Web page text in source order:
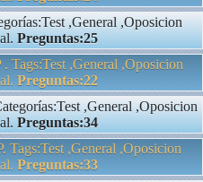
,General ,Oposicion
Preguntas:25
Tags:Test ,General ,Oposicion
Preguntas:22
,General ,Oposicion
Preguntas:34
Tags:Test ,General ,Oposicion
Preguntas:33